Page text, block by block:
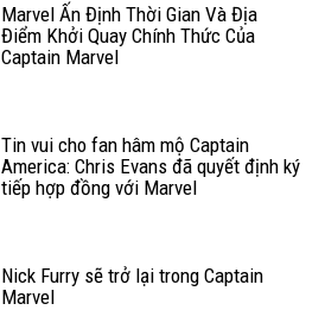
Marvel Ấn Định Thời Gian Và Địa
Điểm Khởi Quay Chính Thức Của
Captain Marvel
Tin vui cho fan hâm mộ Captain
America: Chris Evans đã quyết định ký
tiếp hợp đồng với Marvel
Nick Furry sẽ trở lại trong Captain
Marvel